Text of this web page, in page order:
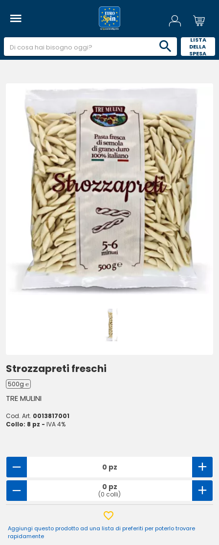
LISTA
DELLA
SPESA
Strozzapreti freschi
500g ℮
TRE MULINI
Cod. Art. 0013817001
Collo: 8 pz - IVA 4%
0 pz
0 pz
(0 colli)
Aggiungi questo prodotto ad una lista di preferiti per poterlo trovare
rapidamente